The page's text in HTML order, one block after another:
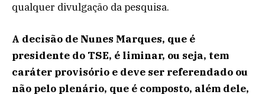
qualquer divulgação da pesquisa.
A decisão de Nunes Marques, que é
presidente do TSE, é liminar, ou seja, tem
caráter provisório e deve ser referendado ou
não pelo plenário, que é composto, além dele,